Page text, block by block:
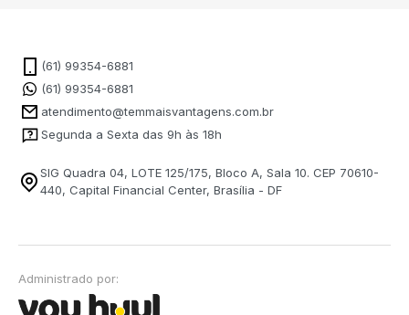
(61) 99354-6881
(61) 99354-6881
atendimento@temmaisvantagens.com.br
Segunda a Sexta das 9h às 18h
SIG Quadra 04, LOTE 125/175, Bloco A, Sala 10. CEP 70610-
440, Capital Financial Center, Brasília - DF
Administrado por: